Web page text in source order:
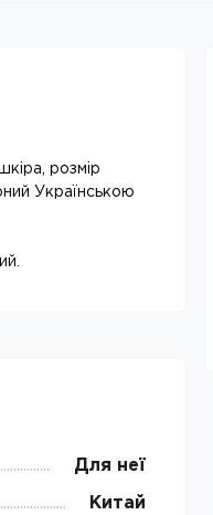
розмір
Українською
Для неї
Китай